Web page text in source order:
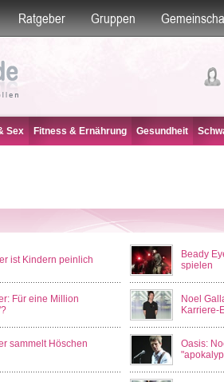
Ratgeber Gruppen
Sex Fitness & Ernährung Gesundheit
ist Kindern peinlich
Beady
spielen
Für eine Million
Noel
Karriere-
sammelt Höschen
Oasis: